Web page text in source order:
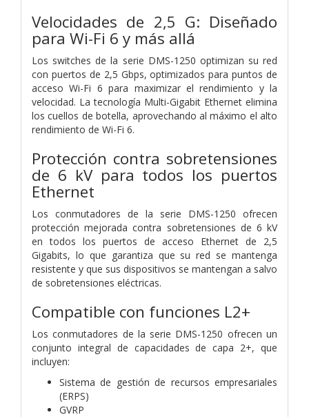
Velocidades de 2,5 G: Diseñado
para Wi-Fi 6 y más allá
Los switches de la serie DMS-1250 optimizan su red
con puertos de 2,5 Gbps, optimizados para puntos de
acceso Wi-Fi 6 para maximizar el rendimiento y la
velocidad. La tecnología Multi-Gigabit Ethernet elimina
los cuellos de botella, aprovechando al máximo el alto
rendimiento de Wi-Fi 6.
Protección contra sobretensiones
de 6 kV para todos los puertos
Ethernet
Los conmutadores de la serie DMS-1250 ofrecen
protección mejorada contra sobretensiones de 6 kV
en todos los puertos de acceso Ethernet de 2,5
Gigabits, lo que garantiza que su red se mantenga
resistente y que sus dispositivos se mantengan a salvo
de sobretensiones eléctricas.
Compatible con funciones L2+
Los conmutadores de la serie DMS-1250 ofrecen un
conjunto integral de capacidades de capa 2+, que
incluyen:
Sistema de gestión de recursos empresariales
(ERPS)
GVRP